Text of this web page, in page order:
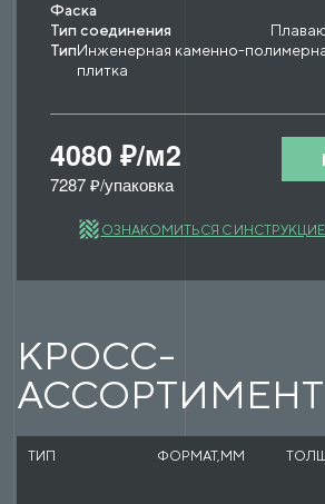
Фаска
Тип соединения
ТипИнженерная каменно-
плитка
4080 ₽/м2
7287 ₽/упаковка
ОЗНАКОМИТЬСЯ С
КРОСС-
АССОРТИМЕНТ
ТИП ФОРМАТ,ММ